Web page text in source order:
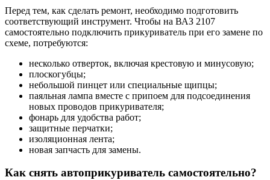
Перед тем, как сделать ремонт, необходимо подготовить
соответствующий инструмент. Чтобы на ВАЗ 2107
самостоятельно подключить прикуриватель при его замене по
схеме, потребуются:
несколько отверток, включая крестовую и минусовую;
плоскогубцы;
небольшой пинцет или специальные щипцы;
паяльная лампа вместе с припоем для подсоединения
новых проводов прикуривателя;
фонарь для удобства работ;
защитные перчатки;
изоляционная лента;
новая запчасть для замены.
Как снять автоприкуриватель самостоятельно?